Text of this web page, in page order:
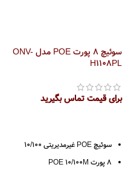
سوئیچ 8 پورت POE مدل ONV-
H1108PL
برای قیمت تماس بگیرید
سوئیچ POE غیرمدیریتی 10/100
8 پورت POE 10/100M